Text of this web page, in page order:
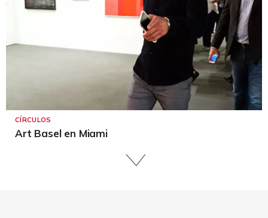
CÍRCULOS
Art Basel en Miami